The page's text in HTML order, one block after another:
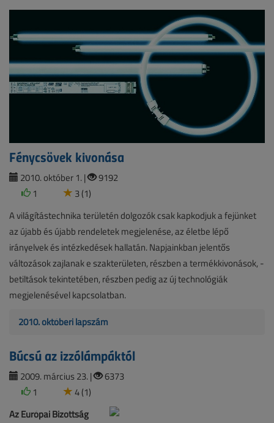
Fénycsövek kivonása
2010. október 1. |
9192
1
3 (1)
A világítástechnika területén dolgozók csak kapkodjuk a fejünket
az újabb és újabb rendeletek megjelenése, az életbe lépő
irányelvek és intézkedések hallatán. Napjainkban jelentős
változások zajlanak e szakterületen, részben a termékkivonások, -
betiltások tekintetében, részben pedig az új technológiák
megjelenésével kapcsolatban.
2010. októberi lapszám
Búcsú az izzólámpáktól
2009. március 23. |
6373
1
4 (1)
Az Európai Bizottság